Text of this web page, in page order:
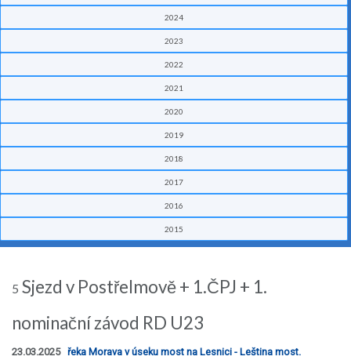
2024
2023
2022
2021
2020
2019
2018
2017
2016
2015
5 Sjezd v Postřelmově + 1.ČPJ + 1.
nominační závod RD U23
23.03.2025 řeka Morava v úseku most na Lesnici - Leština most.